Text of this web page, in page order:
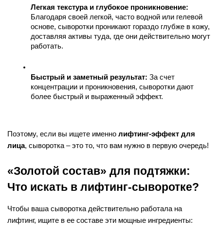
Легкая текстура и глубокое проникновение:
Благодаря своей легкой, часто водной или гелевой
основе, сыворотки проникают гораздо глубже в кожу,
доставляя активы туда, где они действительно могут
работать.
Быстрый и заметный результат: За счет
концентрации и проникновения, сыворотки дают
более быстрый и выраженный эффект.
Поэтому, если вы ищете именно лифтинг-эффект для
лица, сыворотка – это то, что вам нужно в первую очередь!
«Золотой состав» для подтяжки:
Что искать в лифтинг-сыворотке?
Чтобы ваша сыворотка действительно работала на
лифтинг, ищите в ее составе эти мощные ингредиенты: